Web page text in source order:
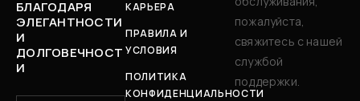
БЛАГОДАРЯ
ЭЛЕГАНТНОСТИ
И
ДОЛГОВЕЧНОСТ
И
КАРЬЕРА
ПРАВИЛА И
УСЛОВИЯ
ПОЛИТИКА
КОНФИДЕНЦИАЛЬНОСТИ
пожалуйста,
свяжитесь с нашей
службой
поддержки.